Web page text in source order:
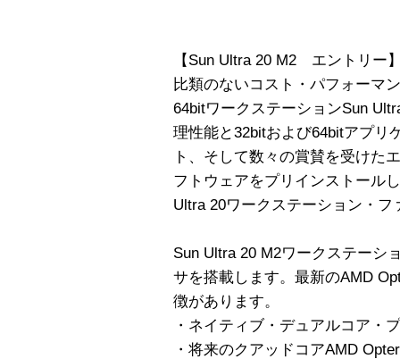
【Sun Ultra 20 M2 エントリー
比類のないコスト・パフォーマ
64bitワークステーションSun
理性能と32bitおよび64bitアプリ
ト、そして数々の賞賛を受けた
フトウェアをプリインストール
Ultra 20ワークステーション・フ
Sun Ultra 20 M2ワークステーシ
サを搭載します。最新のAMD
徴があります。
・ネイティブ・デュアルコア・
・将来のクアッドコアAMD